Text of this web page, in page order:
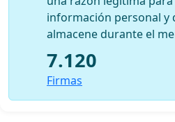
información personal y
almacene durante el
7.120
Firmas